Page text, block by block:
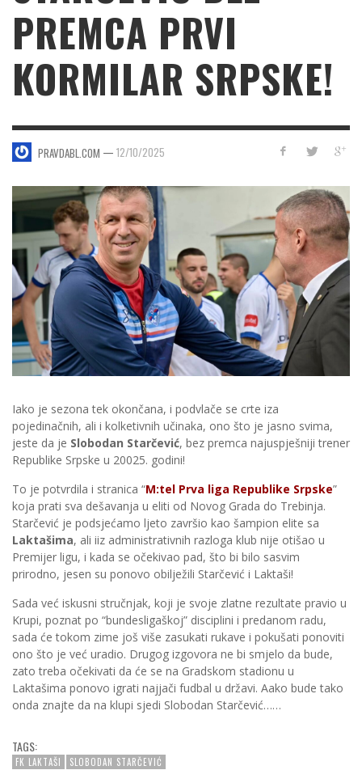
PREMCA PRVI
KORMILAR SRPSKE!
PRAVDABL.COM — 12/10/2025
Iako je sezona tek okončana, i podvlače se crte iza
pojedinačnih, ali i kolketivnih učinaka, ono što je jasno svima,
jeste da je Slobodan Starčević, bez premca najuspješniji trener
Republike Srpske u 20025. godini!
To je potvrdila i stranica “M:tel Prva liga Republike Srpske”
koja prati sva dešavanja u eliti od Novog Grada do Trebinja.
Starčević je podsjećamo ljeto završio kao šampion elite sa
Laktašima, ali iiz administrativnih razloga klub nije otišao u
Premijer ligu, i kada se očekivao pad, što bi bilo sasvim
prirodno, jesen su ponovo obilježili Starčević i Laktaši!
Sada već iskusni stručnjak, koji je svoje zlatne rezultate pravio u
Krupi, poznat po “bundesligaškoj” disciplini i predanom radu,
sada će tokom zime još više zasukati rukave i pokušati ponoviti
ono što je već uradio. Drugog izgovora ne bi smjelo da bude,
zato treba očekivati da će se na Gradskom stadionu u
Laktašima ponovo igrati najjači fudbal u državi. Aako bude tako
onda znajte da na klupi sjedi Slobodan Starčević……
TAGS:
FK LAKTAŠI SLOBODAN STARČEVIĆ